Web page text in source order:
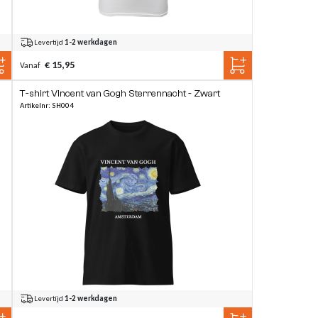
Levertijd 1-2 werkdagen
Vanaf € 15,95
T-shirt Vincent van Gogh Sterrennacht - Zwart
Artikelnr: SH004
Levertijd 1-2 werkdagen